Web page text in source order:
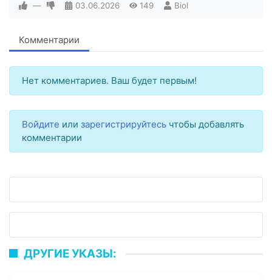
— 03.06.2026 149 Biol
Комментарии
Нет комментариев. Ваш будет первым!
Войдите или зарегистрируйтесь чтобы добавлять
комментарии
ДРУГИЕ УКАЗЫ: